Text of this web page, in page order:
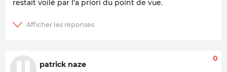
restait voilé par l'a priori du point de vue.
patrick naze
0